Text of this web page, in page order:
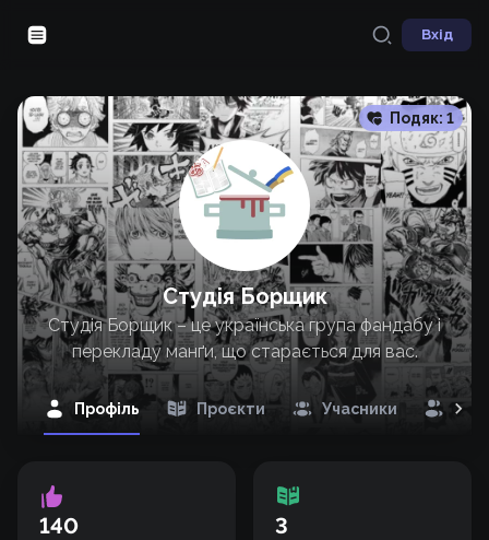
Вхід
Подяк: 1
Студія Борщик
Студія Борщик – це українська група фандабу і
перекладу манґи, що старається для вас.
Профіль Проєкти Учасники
140 3